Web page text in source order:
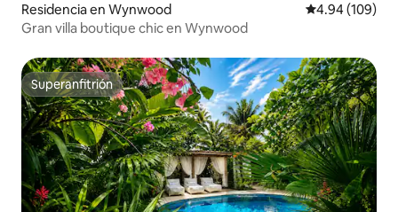
Residencia en Wynwood Calificación
4.94 (109)
Gran villa boutique chic en Wynwood
Superanfitrión
Superanfitrión